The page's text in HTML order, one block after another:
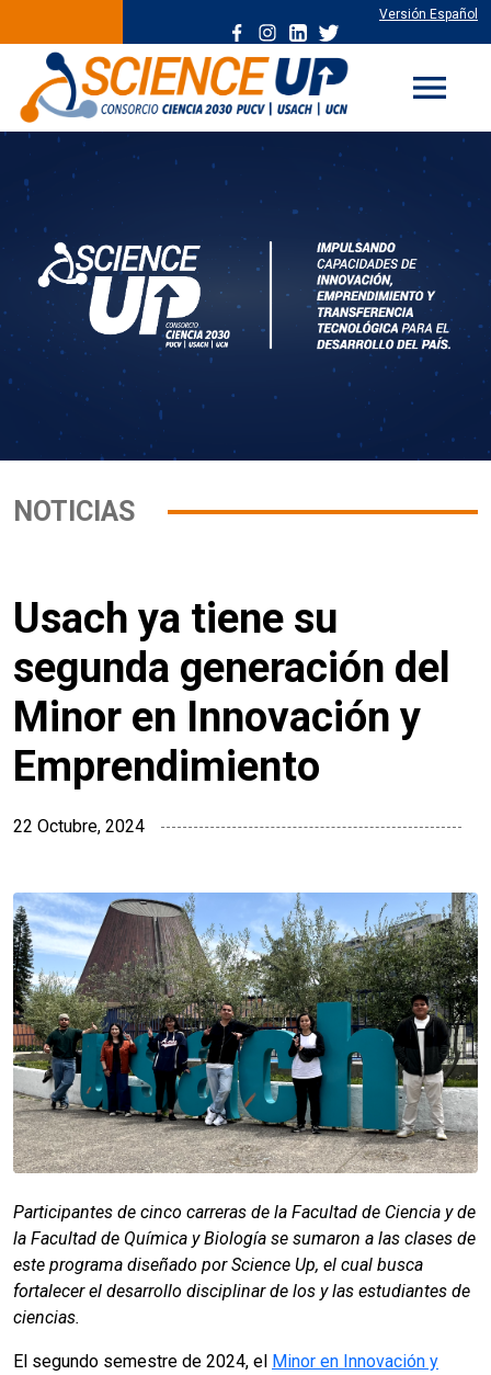
Versión Español
menu
NOTICIAS
Usach ya tiene su
segunda generación del
Minor en Innovación y
Emprendimiento
22 Octubre, 2024
Participantes de cinco carreras de la Facultad de Ciencia y de
la Facultad de Química y Biología se sumaron a las clases de
este programa diseñado por Science Up, el cual busca
fortalecer el desarrollo disciplinar de los y las estudiantes de
ciencias.
El segundo semestre de 2024, el Minor en Innovación y